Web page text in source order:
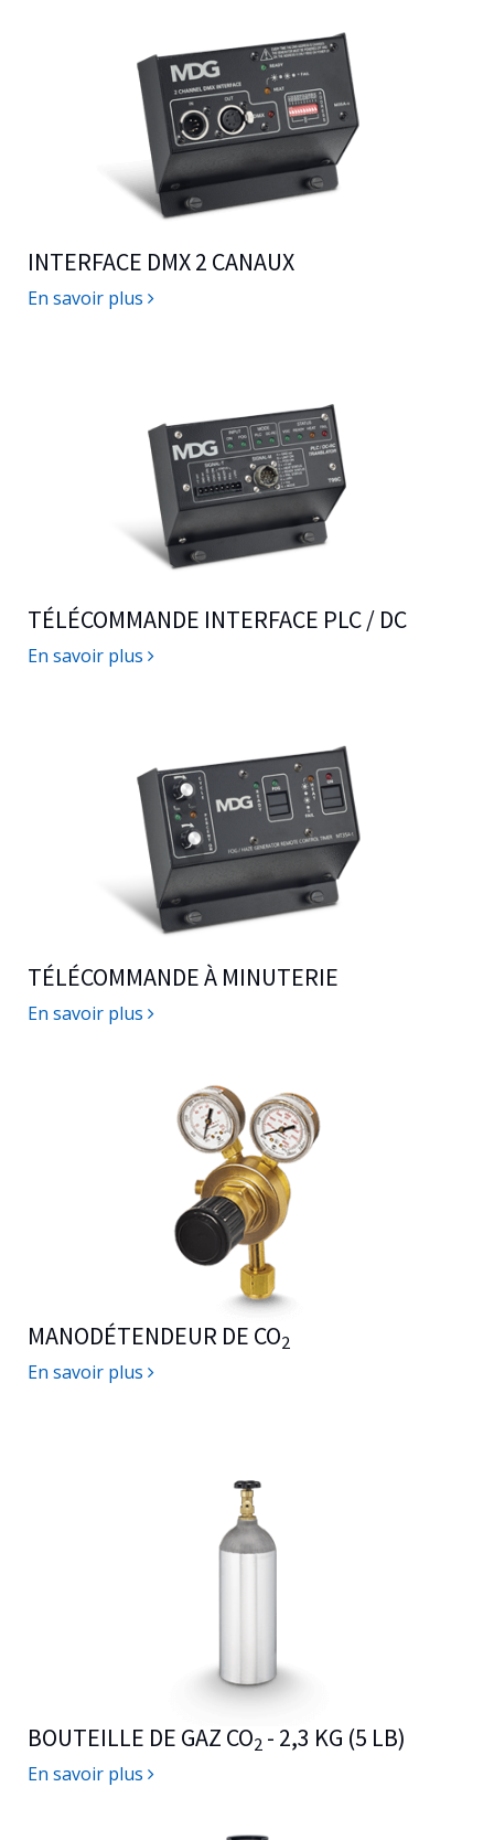
INTERFACE DMX 2 CANAUX
En savoir plus
TÉLÉCOMMANDE INTERFACE PLC / DC
En savoir plus
TÉLÉCOMMANDE À MINUTERIE
En savoir plus
MANODÉTENDEUR DE CO2
En savoir plus
BOUTEILLE DE GAZ CO2 - 2,3 KG (5 LB)
En savoir plus